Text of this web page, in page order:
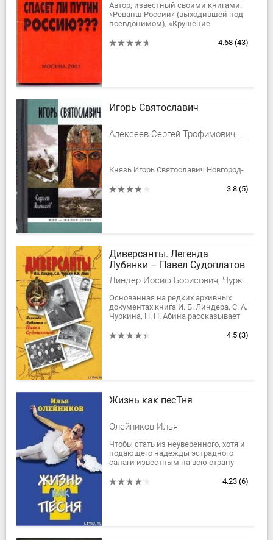
Автор, известный своими книгами:
«Реванш России» (выходившей под
псевдонимом), «Крушение
«Возмездие», «Голгофа России» —
4.68 (43)
Игорь Святославич
Алексеев Сергей Трофимович, Алексеев Сергей Викторович
Князь Игорь Святославич Новгород-
историю благодаря единственному
3.8 (5)
Диверсанты. Легенда
Лубянки – Павел Судоплатов
Линдер Иосиф Борисович, Чуркин Сергей Александрович, Абин Николай Николаевич
Основанная на редких архивных
документах книга И. Б. Линдера, С. А.
Чуркина, Н. Н. Абина рассказывает
разведывательной школе, о...
4.5 (3)
Жизнь как песТня
Олейников Илья
Чтобы стать из неуверенного, хотя и
подающего надежды эстрадного
салаги известным на всю страну
«Городка», съел Илья Олейников не
4.23 (6)